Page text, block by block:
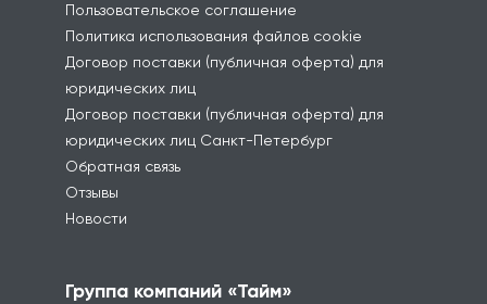
Пользовательское соглашение
Политика использования файлов cookie
Договор поставки (публичная оферта) для
юридических лиц
Договор поставки (публичная оферта) для
юридических лиц Санкт-Петербург
Обратная связь
Отзывы
Новости
Группа компаний «Тайм»